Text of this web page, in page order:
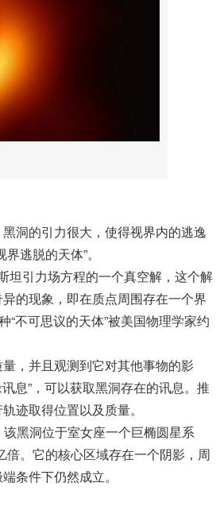
洞的引力很大，使得视界内的逃逸
逃脱的天体”。
坦引力场方程的一个真空解，这个解
的现象，即在质点周围存在一个界
不可思议的天体”被美国物理学家约
，并且观测到它对其他事物的影
息”，可以获取黑洞存在的讯息。推
迹取得位置以及质量。
黑洞位于室女座一个巨椭圆星系
。它的核心区域存在一个阴影，周
条件下仍然成立。